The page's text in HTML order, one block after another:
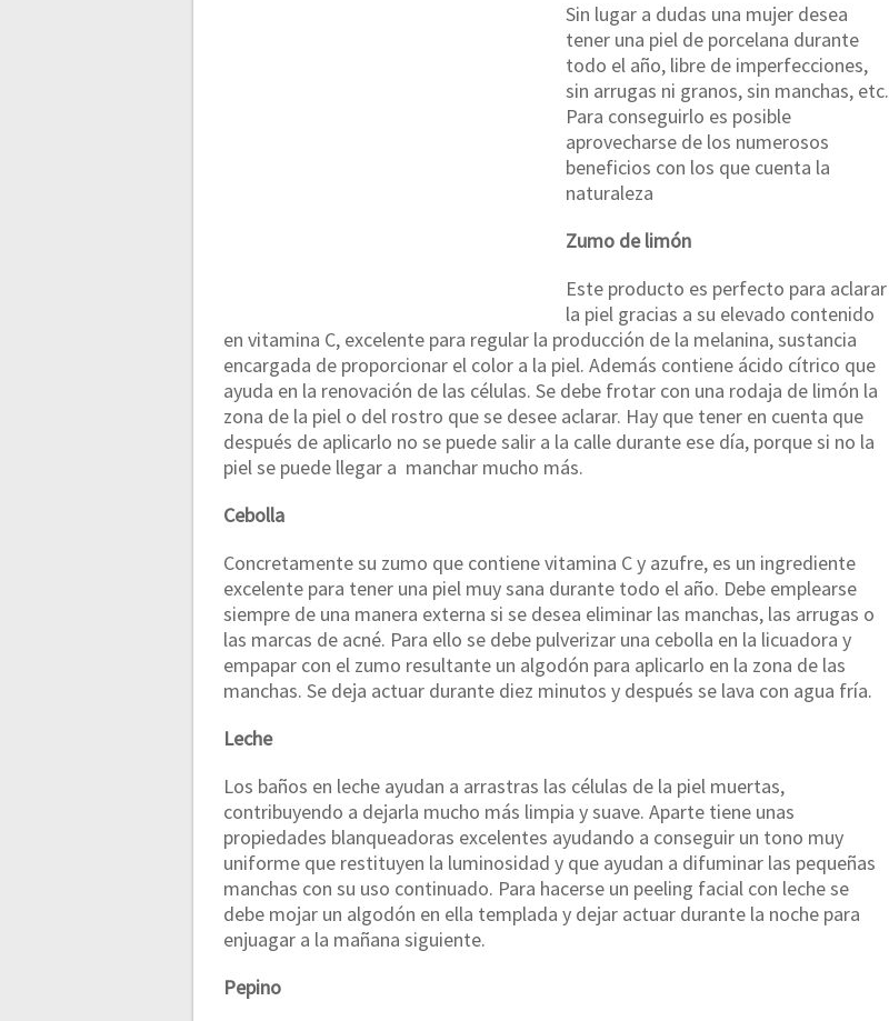
Sin lugar a dudas una mujer desea
tener una piel de porcelana durante
todo el año, libre de imperfecciones,
sin arrugas ni granos, sin manchas, etc.
Para conseguirlo es posible
aprovecharse de los numerosos
beneficios con los que cuenta la
naturaleza
Zumo de limón
Este producto es perfecto para aclarar
la piel gracias a su elevado contenido
en vitamina C, excelente para regular la producción de la melanina, sustancia
encargada de proporcionar el color a la piel. Además contiene ácido cítrico que
ayuda en la renovación de las células. Se debe frotar con una rodaja de limón la
zona de la piel o del rostro que se desee aclarar. Hay que tener en cuenta que
después de aplicarlo no se puede salir a la calle durante ese día, porque si no la
piel se puede llegar a manchar mucho más.
Cebolla
Concretamente su zumo que contiene vitamina C y azufre, es un ingrediente
excelente para tener una piel muy sana durante todo el año. Debe emplearse
siempre de una manera externa si se desea eliminar las manchas, las arrugas o
las marcas de acné. Para ello se debe pulverizar una cebolla en la licuadora y
empapar con el zumo resultante un algodón para aplicarlo en la zona de las
manchas. Se deja actuar durante diez minutos y después se lava con agua fría.
Leche
Los baños en leche ayudan a arrastras las células de la piel muertas,
contribuyendo a dejarla mucho más limpia y suave. Aparte tiene unas
propiedades blanqueadoras excelentes ayudando a conseguir un tono muy
uniforme que restituyen la luminosidad y que ayudan a difuminar las pequeñas
manchas con su uso continuado. Para hacerse un peeling facial con leche se
debe mojar un algodón en ella templada y dejar actuar durante la noche para
enjuagar a la mañana siguiente.
Pepino